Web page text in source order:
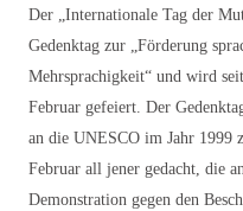
Der „Internationale Tag der
Gedenktag zur „Förderung
Mehrsprachigkeit“ und wird
Februar gefeiert. Der
an die UNESCO im Jahr 1999
Februar all jener gedacht, die
Demonstration gegen den